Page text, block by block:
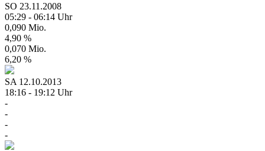
SO 23.11.2008
05:29 - 06:14 Uhr
0,090 Mio.
4,90 %
0,070 Mio.
6,20 %
SA 12.10.2013
18:16 - 19:12 Uhr
-
-
-
-